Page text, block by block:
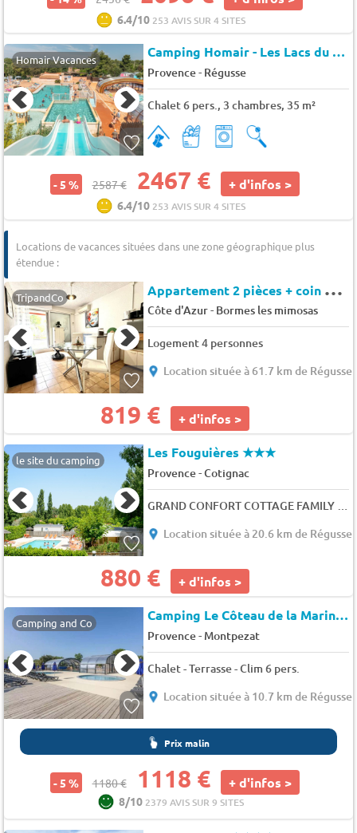
6.4/10 253 AVIS SUR 4 SITES
Homair Vacances Camping Homair - Les Lacs du Verdon (17029)
Provence- Régusse
Chalet 6 pers., 3 chambres, 35 m²
- 5 % 2587 € 2467 € + d'infos >
6.4/10 253 AVIS SUR 4 SITES
Locations de vacances situées dans une zone géographique plus
étendue :
TripandCo A
ppartement 2 pièces + coin nuit- 4 couchages BORMES LES MIMOSAS - Cote d'azur i
Côte d'Azur- Bormes les mimosas
Logement 4 personnes
Location située à 61.7 km de Régusse
819 € + d'infos >
le site du camping Les Fouguières★★★
Provence-Cotignac
GRAND CONFORT COTTAGE FAMILY CLIMATISÉ 3 Chambres 6 pers.
Location située à 20.6 km de Régusse
880 € + d'infos >
Camping and Co Camping Le Côteau de la Marine
Provence- Montpezat
Chalet - Terrasse - Clim 6 pers.
Location située à 10.7 km de Régusse
Prix malin
- 5 % 1180 € 1118 € + d'infos >
8/10 2379 AVIS SUR 9 SITES